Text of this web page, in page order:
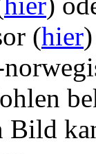
(hier
Bild